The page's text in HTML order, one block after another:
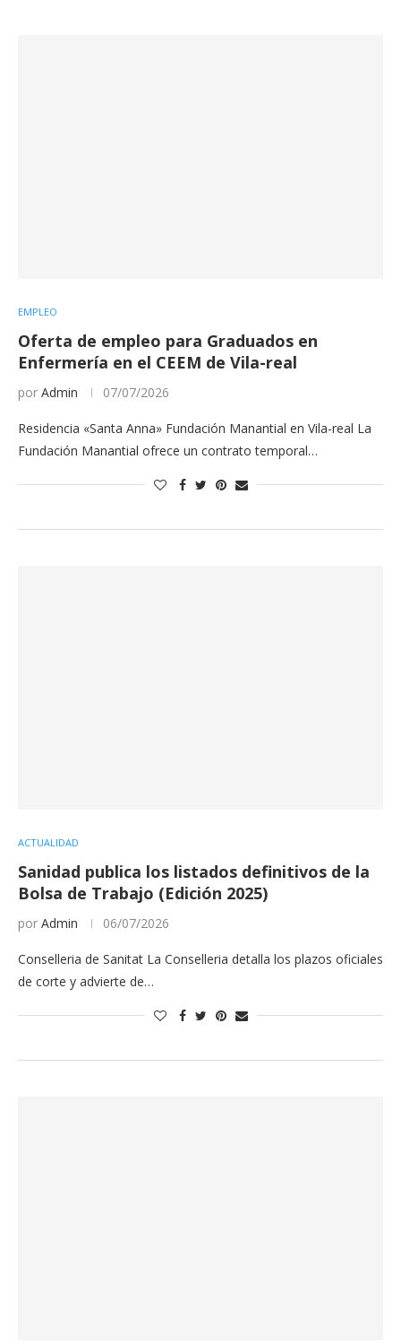
EMPLEO
Oferta de empleo para Graduados en
Enfermería en el CEEM de Vila-real
por Admin 07/07/2026
Residencia «Santa Anna» Fundación Manantial en Vila-real La
Fundación Manantial ofrece un contrato temporal…
ACTUALIDAD
Sanidad publica los listados definitivos de la
Bolsa de Trabajo (Edición 2025)
por Admin 06/07/2026
Conselleria de Sanitat La Conselleria detalla los plazos oficiales
de corte y advierte de…